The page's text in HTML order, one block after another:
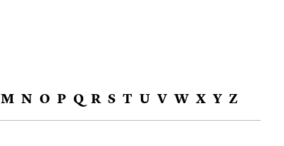
M N O P Q R S T U V W X Y Z